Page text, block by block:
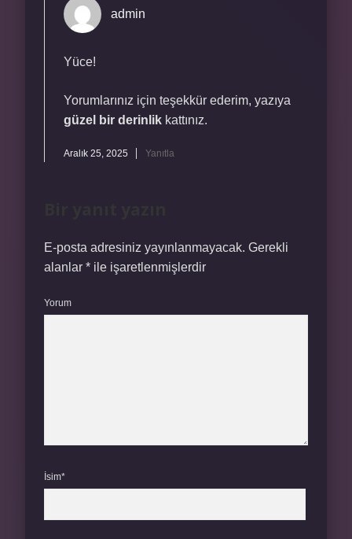
admin
Yüce!
Yorumlarınız için teşekkür ederim, yazıya
güzel bir derinlik kattınız.
Aralık 25, 2025 Yanıtla
E-posta adresiniz yayınlanmayacak. Gerekli
alanlar * ile işaretlenmişlerdir
Yorum
İsim*